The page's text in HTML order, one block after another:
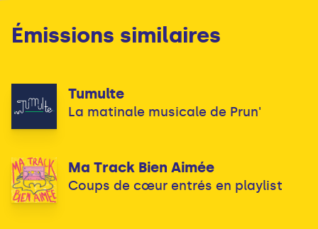
Émissions similaires
Tumulte
La matinale musicale de Prun'
Ma Track Bien Aimée
Coups de cœur entrés en playlist